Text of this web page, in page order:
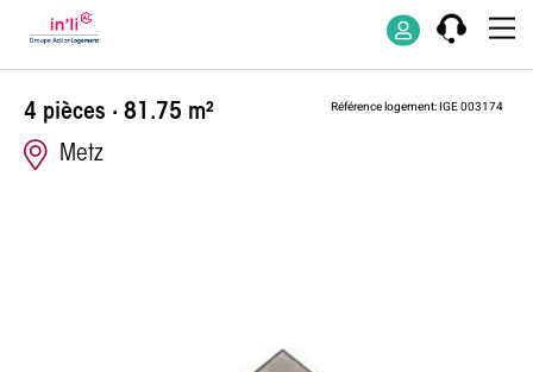
Appartement
4 pièces · 81.75 m²
Metz
Référence logement: IGE 003174